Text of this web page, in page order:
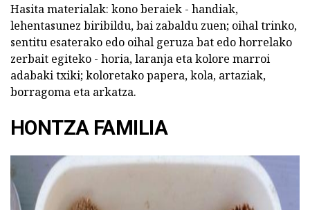
Hasita materialak: kono beraiek - handiak,
lehentasunez biribildu, bai zabaldu zuen; oihal trinko,
sentitu esaterako edo oihal geruza bat edo horrelako
zerbait egiteko - horia, laranja eta kolore marroi
adabaki txiki; koloretako papera, kola, artaziak,
borragoma eta arkatza.
HONTZA FAMILIA